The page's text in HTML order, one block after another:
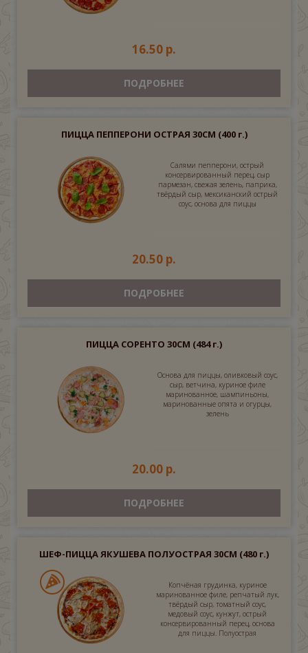
16.50 р.
ПОДРОБНЕЕ
ПИЦЦА ПЕППЕРОНИ ОСТРАЯ 30СМ (400 г.)
Салями пепперони, острый
консервированный перец, сыр
пармезан, свежая зелень, паприка,
твёрдый сыр, мексиканский острый
соус, основа для пиццы
20.50 р.
ПОДРОБНЕЕ
ПИЦЦА СОРЕНТО 30СМ (484 г.)
Основа для пиццы, оливковый соус,
сыр, ветчина, куриное филе
маринованное, шампиньоны,
маринованные опята и огурцы,
зелень
20.00 р.
ПОДРОБНЕЕ
ШЕФ-ПИЦЦА ЯКУШЕВА ПОЛУОСТРАЯ 30СМ (480 г.)
Копчёная грудинка, куриное
маринованное филе, репчатый лук,
твёрдый сыр, томатный соус,
медовый соус, кунжут, острый
консервированный перец, основа
для пиццы. Полуострая